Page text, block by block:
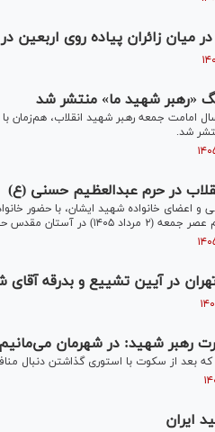
میان زائران پیاده روی اربعین
«رهبر شهید ما» منتشر شد
«رهبر شهید ما» با نگاهی به ۴۶ سال امامت جمعه رهبر
شد.
در حرم عبدالعظیم حسنی (ع)
و اعضای خانواده شهید ایشان، با حضور
حسنی (ع) برگزار شد.
آیین تشییع و بدرقه آقای شهید
رهبر شهید: در شهرمان
که بعد از سکوت با استوری گذاشتن دنبال
ایران